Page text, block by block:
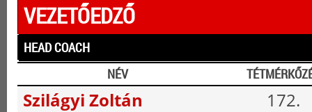
VEZETŐEDZŐ
HEAD COACH
NÉV
Szilágyi Zoltán 172.